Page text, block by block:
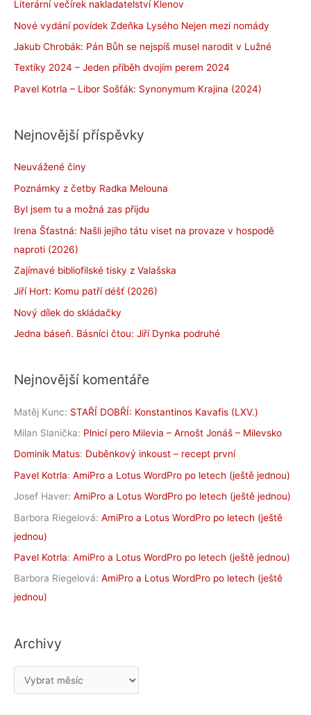
Literární večírek nakladatelství Klenov
Nové vydání povídek Zdeňka Lysého Nejen mezi nomády
Jakub Chrobák: Pán Bůh se nejspíš musel narodit v Lužné
Textíky 2024 – Jeden příběh dvojím perem 2024
Pavel Kotrla – Libor Sošťák: Synonymum Krajina (2024)
Nejnovější příspěvky
Neuvážené činy
Poznámky z četby Radka Melouna
Byl jsem tu a možná zas přijdu
Irena Šťastná: Našli jejího tátu viset na provaze v hospodě
naproti (2026)
Zajímavé bibliofilské tisky z Valašska
Jiří Hort: Komu patří déšť (2026)
Nový dílek do skládačky
Jedna báseň. Básníci čtou: Jiří Dynka podruhé
Nejnovější komentáře
Matěj Kunc: STAŘÍ DOBŘÍ: Konstantinos Kavafis (LXV.)
Milan Slanička: Plnicí pero Milevia – Arnošt Jonáš – Milevsko
Dominik Matus: Duběnkový inkoust – recept první
Pavel Kotrla: AmiPro a Lotus WordPro po letech (ještě jednou)
Josef Haver: AmiPro a Lotus WordPro po letech (ještě jednou)
Barbora Riegelová: AmiPro a Lotus WordPro po letech (ještě
jednou)
Pavel Kotrla: AmiPro a Lotus WordPro po letech (ještě jednou)
Barbora Riegelová: AmiPro a Lotus WordPro po letech (ještě
jednou)
Archivy
r